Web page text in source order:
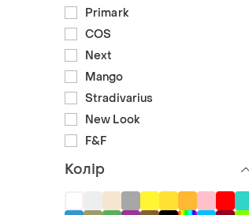
Primark
COS
Next
Mango
Stradivarius
New Look
F&F
Колір